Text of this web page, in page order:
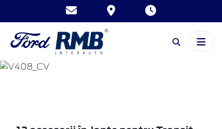
TRANSIT
CONNECT